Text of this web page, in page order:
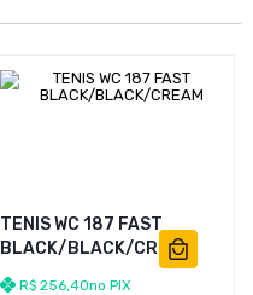
TENIS WC 187 FAST
BLACK/BLACK/CREAM
R$ 256,40no PIX